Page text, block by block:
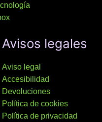
Avisos legales
Aviso legal
Accesibilidad
Devoluciones
Política de cookies
Política de privacidad